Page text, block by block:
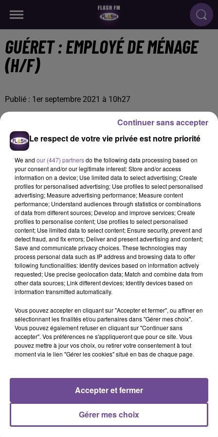
GUÉRET : EMPLOYÉ DE MÉNAGE
(H/F)
Publié : 1er septembre 2021 à 10h27
Vos effectuerez du ménage courant (nettoyage des sols,
aspirateur …), nettoyage des surfaces, rangement des pièces,
repassage, entretien du linge, vaisselle, aide à la préparation
des repas et des courses de proximité. Possibilité
d’aménager le planning selon votre emploi du temps.
PUBLICITÉS
Le respect de votre vie privée est notre priorité
We and our (447) partnersdo the following data processing based on
your consent and/or our legitimate interest: Store and/or access
information on a device; Use limited data to select advertising; Create
profiles for personalised advertising; Use profiles to select personalised
advertising; Measure advertising performance; Measure content
performance; Understand audiences through statistics or combinations
of data from different sources; Develop and improve services; Create
profiles to personalise content; Use profiles to select personalised
content; Use limited data to select content; Ensure security, prevent and
detect fraud, and fix errors; Deliver and present advertising and content;
Save and communicate privacy choices. These technologies may
process personal data such as IP address and browsing data to offer
following functionalities: Identify devices based on information actively
requested; Use precise geolocation data; Match and combine data from
other data sources; Link different devices; Identify devices based on
information transmitted automatically.
Vous pouvez accepter en cliquant sur "Accepter et fermer", ou affiner en
sélectionnant les finalités et/ou partenaires dans "Gérer mes choix".
Vous pouvez également refuser en cliquant sur "Continuer sans
accepter". Vos préférences ne s'appliqueront que pour ce site. Vous
pouvez mettre à jour vos choix, ou retirer votre consentement à tout
moment via le lien "Gérer les cookies" situé en bas de chaque page.
Gérer mes choix
Accepter et fermer
Continuer sans accepter